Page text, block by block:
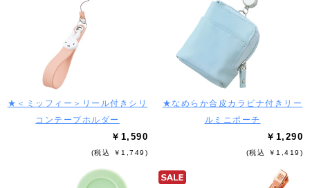
★＜ミッフィー＞リール付きシリ
コンテープホルダー
￥1,590
(税込 ￥1,749)
★なめらか合皮カラビナ付きリー
ルミニポーチ
￥1,290
(税込 ￥1,419)